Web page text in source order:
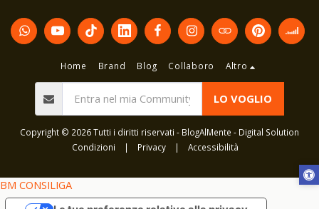
Home Brand Blog Collaboro Altro
LO VOGLIO
Copyright © 2026 Tutti i diritti riservati - BlogAlMente - Digital Solution
Condizioni | Privacy | Accessibilità
BM CONSILIGA